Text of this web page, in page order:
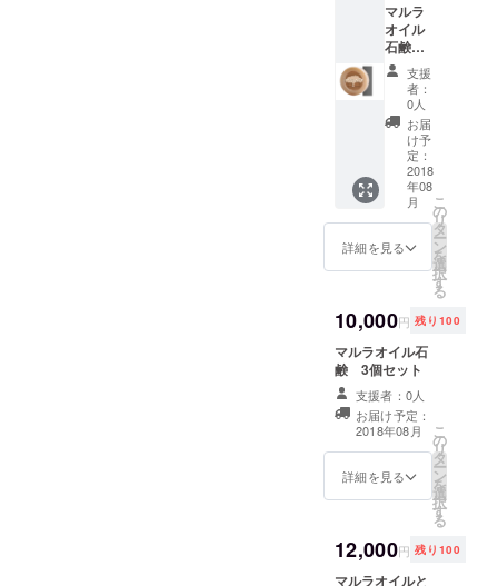
マルラ
オイル
石鹸 2
個セッ
ト ※
石鹸も
定価
3,780円
（送料
別）で
販売し
ます。
支援
者：
0人
お届
け予
定：
2018
年08
月
詳細を見る
こ
の
リ
タ
ー
ン
を
選
択
す
る
10,000円 残り100
マルラオイル石
鹸 3個セット
支援者：0人
お届け予定：
2018年08月
詳細を見る
こ
の
リ
タ
ー
ン
を
選
択
す
る
12,000円 残り100
マルラオイルと